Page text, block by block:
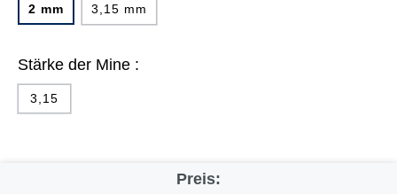
2 mm 3,15 mm
Stärke der Mine :
3,15
Preis: